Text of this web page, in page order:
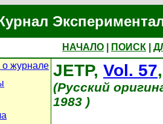
НАЧАЛО ПОИСК
журнале JETP, Vol. 57
(Русский
1983 )